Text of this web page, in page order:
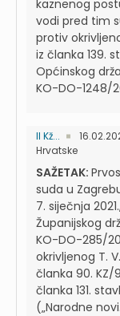
kaznenog
vodi pred tim
protiv
iz članka 139.
Općinskog
KO-DO-1248/
II Kž...
Hrvatske
SAŽETAK:
suda u
7. siječnja
Županijskog
KO-DO-285/
okrivljenog T.
članka 90. KZ/
članka 131.
(„Narodne